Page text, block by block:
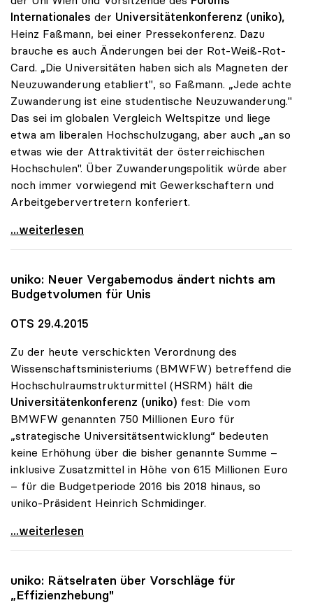
Internationales der Universitätenkonferenz (uniko),
Heinz Faßmann, bei einer Pressekonferenz. Dazu
brauche es auch Änderungen bei der Rot-Weiß-Rot-
Card. „Die Universitäten haben sich als Magneten der
Neuzuwanderung etabliert", so Faßmann. „Jede achte
Zuwanderung ist eine studentische Neuzuwanderung."
Das sei im globalen Vergleich Weltspitze und liege
etwa am liberalen Hochschulzugang, aber auch „an so
etwas wie der Attraktivität der österreichischen
Hochschulen". Über Zuwanderungspolitik würde aber
noch immer vorwiegend mit Gewerkschaftern und
Arbeitgebervertretern konferiert.
Unis sind „Magneten der Neuzuwanderung\"
...weiterlesen
uniko: Neuer Vergabemodus ändert nichts am
Budgetvolumen für Unis
OTS 29.4.2015
Zu der heute verschickten Verordnung des
Wissenschaftsministeriums (BMWFW) betreffend die
Hochschulraumstrukturmittel (HSRM) hält die
Universitätenkonferenz (uniko) fest: Die vom
BMWFW genannten 750 Millionen Euro für
„strategische Universitätsentwicklung“ bedeuten
keine Erhöhung über die bisher genannte Summe –
inklusive Zusatzmittel in Höhe von 615 Millionen Euro
– für die Budgetperiode 2016 bis 2018 hinaus, so
uniko-Präsident Heinrich Schmidinger.
uniko: Neuer Vergabemodus ändert nichts am
...weiterlesen
uniko: Rätselraten über Vorschläge für
„Effizienzhebung"